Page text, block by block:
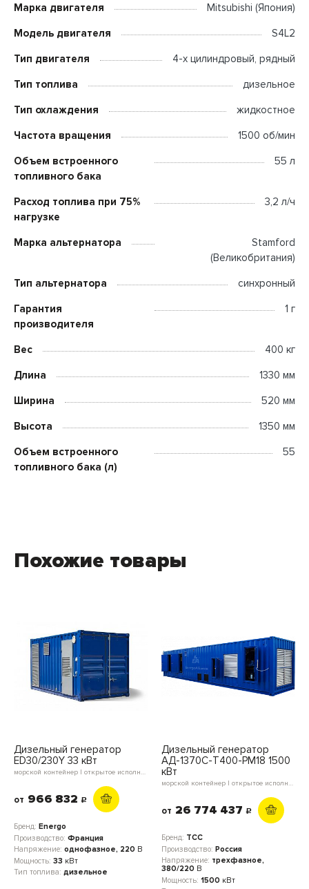
Марка двигателя Mitsubishi (Япония)
Модель двигателя S4L2
Тип двигателя 4-х цилиндровый, рядный
Тип топлива дизельное
Тип охлаждения жидкостное
Частота вращения 1500 об/мин
Объем встроенного
топливного бака
55 л
Расход топлива при 75%
нагрузке
3,2 л/ч
Марка альтернатора
Stamford
(Великобритания)
Тип альтернатора синхронный
Гарантия
производителя
1 г
Вес 400 кг
Длина 1330 мм
Ширина 520 мм
Высота 1350 мм
Объем встроенного
топливного бака (л)
55
Похожие товары
Дизельный генератор
ED30/230Y 33 кВт
морской контейнер | открытое исполнение | мини-контейнер | блок-контейнер
от 966 832 c
Бренд: Energo
Производство: Франция
Напряжение: однофазное, 220 В
Мощность: 33 кВт
Тип топлива: дизельное
Дизельный генератор
АД-1370С-Т400-РМ18 1500
кВт
морской контейнер | открытое исполнение
от 26 774 437 c
Бренд: ТСС
Производство: Россия
Напряжение: трехфазное,
380/220 В
Мощность: 1500 кВт